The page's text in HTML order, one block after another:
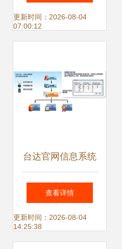
控制板开发与系统
更新时间：2026-08-04
07:00:12
台达官网信息系统
集成服务中的核心
DIAView SCADA
查看详情
更新时间：2026-08-04
14:25:38